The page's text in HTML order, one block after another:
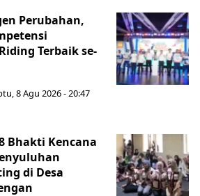
Perubahan,
Terbaik se-
8 Agu 2026 - 20:47
Bhakti Kencana
di Desa